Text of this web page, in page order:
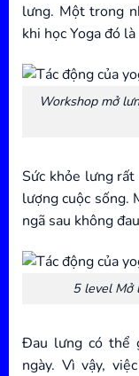
lưng. Một trong
khi học Yoga đó
Workshop mở
Sức khỏe lưng
lượng cuộc sống.
ngã sau không
5 level Mở
Đau lưng có thể
ngày. Vì vậy,